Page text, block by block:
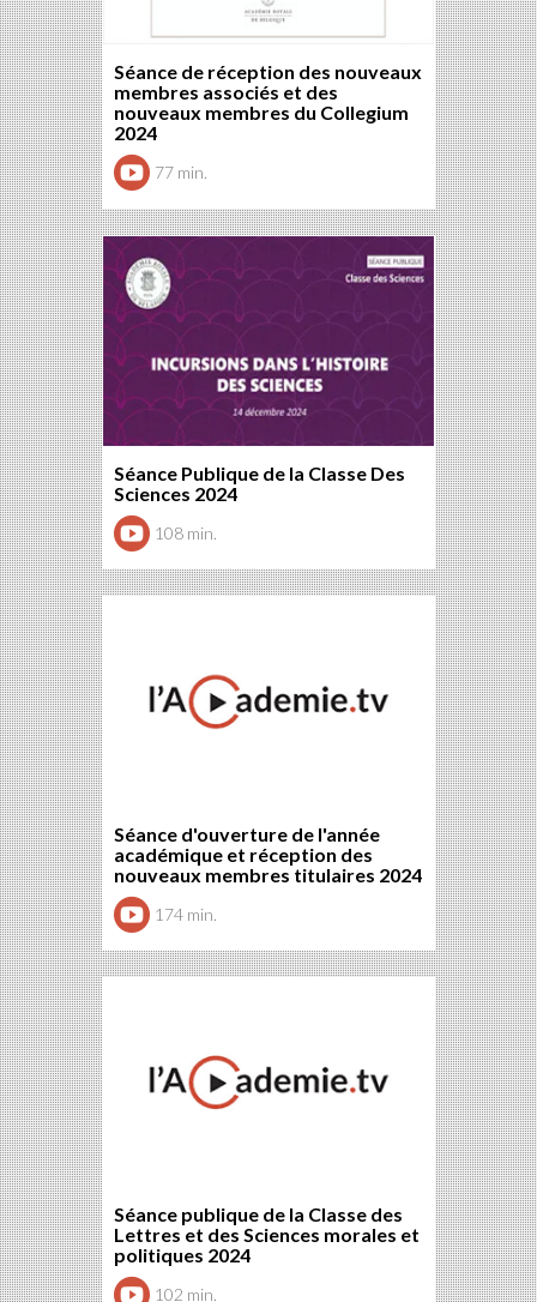
Séance de réception des nouveaux
membres associés et des
nouveaux membres du Collegium
2024
77 min.
Séance Publique de la Classe Des
Sciences 2024
108 min.
Séance d'ouverture de l'année
académique et réception des
nouveaux membres titulaires 2024
174 min.
Séance publique de la Classe des
Lettres et des Sciences morales et
politiques 2024
102 min.